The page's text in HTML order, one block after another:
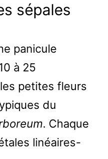
sépales
panicule
à 25
petites fleurs
du
. Chaque
linéaires-